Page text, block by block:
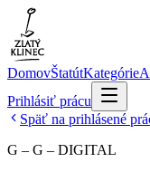
DomovŠtatútKategórie
Prihlásiť prácu
Späť na prihlásené
G – G – DIGITAL